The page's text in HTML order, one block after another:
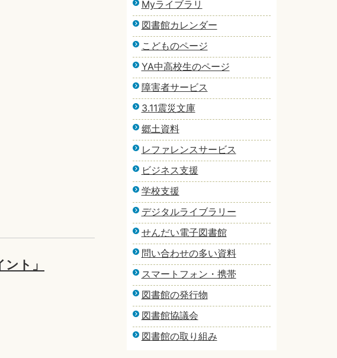
ト」
Myライブラリ
図書館カレンダー
こどものページ
YA中高校生のページ
障害者サービス
3.11震災文庫
郷土資料
レファレンスサービス
ビジネス支援
学校支援
デジタルライブラリー
せんだい電子図書館
問い合わせの多い資料
スマートフォン・携帯
図書館の発行物
図書館協議会
図書館の取り組み